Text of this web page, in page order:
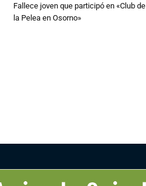
Fallece joven que participó en «Club de
la Pelea en Osorno»